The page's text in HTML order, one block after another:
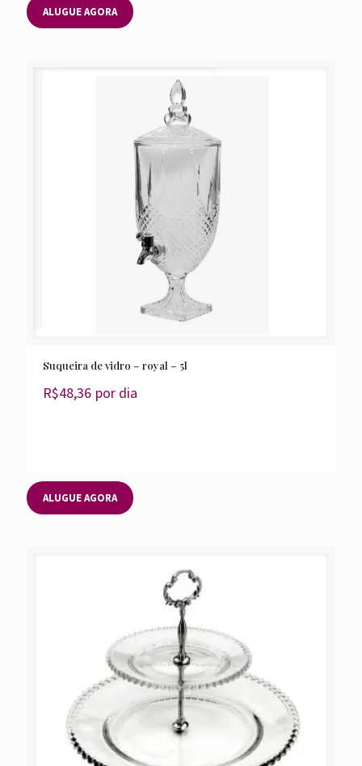
ALUGUE AGORA
Suqueira de vidro – royal – 5l
R$48,36 por dia
ALUGUE AGORA